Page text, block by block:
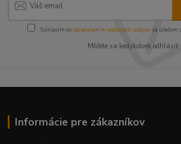
Súhlasím sospracovaním osobných údajov za účelom
Môžete sa kedykoľvek odhlásiť.
Informácie pre zákazníkov